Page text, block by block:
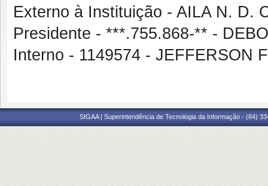
Externo à Instituição - AILA N. D.
Presidente - ***.755.868-** -
Interno - 1149574 - JEFFERSON
SIGAA | Superintendência de Tecnologia da Informação - (84)